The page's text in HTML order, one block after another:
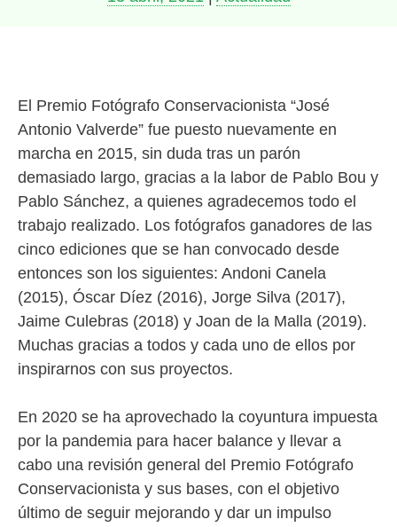
El Premio Fotógrafo Conservacionista “José
Antonio Valverde” fue puesto nuevamente en
marcha en 2015, sin duda tras un parón
demasiado largo, gracias a la labor de Pablo Bou y
Pablo Sánchez, a quienes agradecemos todo el
trabajo realizado. Los fotógrafos ganadores de las
cinco ediciones que se han convocado desde
entonces son los siguientes: Andoni Canela
(2015), Óscar Díez (2016), Jorge Silva (2017),
Jaime Culebras (2018) y Joan de la Malla (2019).
Muchas gracias a todos y cada uno de ellos por
inspirarnos con sus proyectos.
En 2020 se ha aprovechado la coyuntura impuesta
por la pandemia para hacer balance y llevar a
cabo una revisión general del Premio Fotógrafo
Conservacionista y sus bases, con el objetivo
último de seguir mejorando y dar un impulso